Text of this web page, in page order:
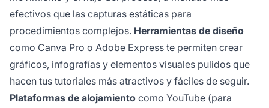
efectivos que las capturas estáticas para
procedimientos complejos. Herramientas de diseño
como Canva Pro o Adobe Express te permiten crear
gráficos, infografías y elementos visuales pulidos que
hacen tus tutoriales más atractivos y fáciles de seguir.
Plataformas de alojamiento como YouTube (para